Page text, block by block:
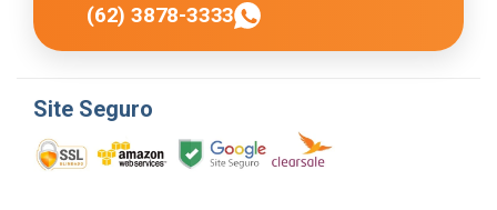
(62) 3878-3333
Site Seguro